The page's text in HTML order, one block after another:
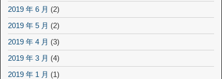
2019 年 6 月 (2)
2019 年 5 月 (2)
2019 年 4 月 (3)
2019 年 3 月 (4)
2019 年 1 月 (1)